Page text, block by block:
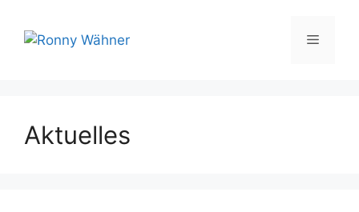
Inhalt
springen
Menü
Aktuelles